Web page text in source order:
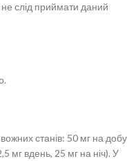
слід приймати даний
станів: 50 мг на добу
мг вдень, 25 мг на ніч). У